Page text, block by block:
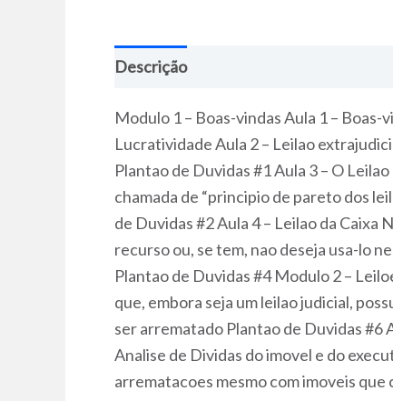
Descrição
Modulo 1 – Boas-vindas Aula 1 –
Lucratividade Aula 2 – Leilao
Plantao de Duvidas #1 Aula 3 – O
chamada de “principio de pareto dos
de Duvidas #2 Aula 4 – Leilao da
recurso ou, se tem, nao deseja usa-lo
Plantao de Duvidas #4 Modulo 2 –
que, embora seja um leilao judicial,
ser arrematado Plantao de Duvidas #6
Analise de Dividas do imovel e do
arrematacoes mesmo com imoveis